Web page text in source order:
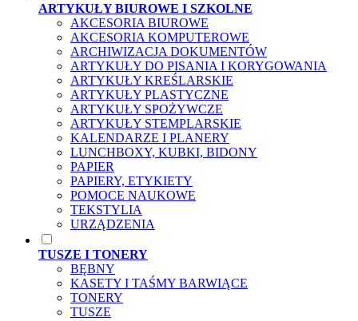
ARTYKUŁY BIUROWE I SZKOLNE
AKCESORIA BIUROWE
AKCESORIA KOMPUTEROWE
ARCHIWIZACJA DOKUMENTÓW
ARTYKUŁY DO PISANIA I KORYGOWANIA
ARTYKUŁY KREŚLARSKIE
ARTYKUŁY PLASTYCZNE
ARTYKUŁY SPOŻYWCZE
ARTYKUŁY STEMPLARSKIE
KALENDARZE I PLANERY
LUNCHBOXY, KUBKI, BIDONY
PAPIER
PAPIERY, ETYKIETY
POMOCE NAUKOWE
TEKSTYLIA
URZĄDZENIA
TUSZE I TONERY
BĘBNY
KASETY I TAŚMY BARWIĄCE
TONERY
TUSZE